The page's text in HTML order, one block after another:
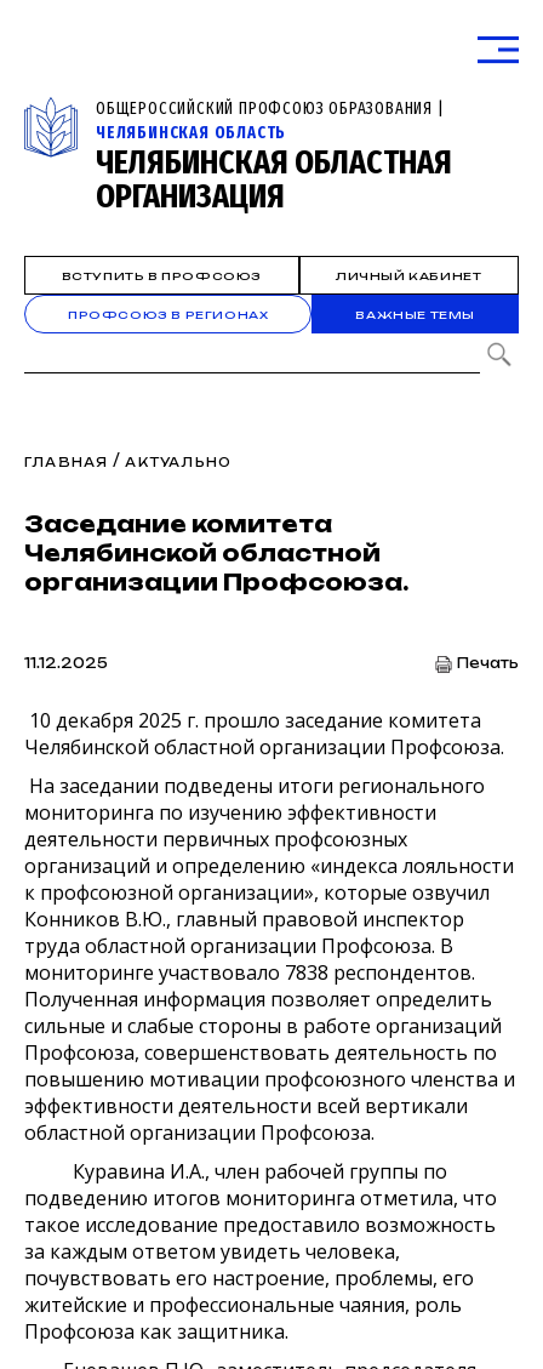
ОБЩЕРОССИЙСКИЙ ПРОФСОЮЗ ОБРАЗОВАНИЯ |
ЧЕЛЯБИНСКАЯ ОБЛАСТЬ
ЧЕЛЯБИНСКАЯ ОБЛАСТНАЯ
ОРГАНИЗАЦИЯ
ВСТУПИТЬ В ПРОФСОЮЗ ЛИЧНЫЙ КАБИНЕТ
ПРОФСОЮЗ В РЕГИОНАХ ВАЖНЫЕ ТЕМЫ
ГЛАВНАЯ /АКТУАЛЬНО
Заседание комитета
Челябинской областной
организации Профсоюза.
11.12.2025 Печать
10 декабря 2025 г. прошло заседание комитета
Челябинской областной организации Профсоюза.
На заседании подведены итоги регионального
мониторинга по изучению эффективности
деятельности первичных профсоюзных
организаций и определению «индекса лояльности
к профсоюзной организации», которые озвучил
Конников В.Ю., главный правовой инспектор
труда областной организации Профсоюза. В
мониторинге участвовало 7838 респондентов.
Полученная информация позволяет определить
сильные и слабые стороны в работе организаций
Профсоюза, совершенствовать деятельность по
повышению мотивации профсоюзного членства и
эффективности деятельности всей вертикали
областной организации Профсоюза.
Куравина И.А., член рабочей группы по
подведению итогов мониторинга отметила, что
такое исследование предоставило возможность
за каждым ответом увидеть человека,
почувствовать его настроение, проблемы, его
житейские и профессиональные чаяния, роль
Профсоюза как защитника.